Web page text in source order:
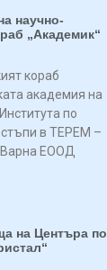
научно-
„Академик“
кораб
академия на
по
в ТЕРЕМ –
ЕООД
на Центъра по